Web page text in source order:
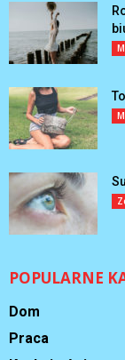
POPULARNE
Dom
Praca